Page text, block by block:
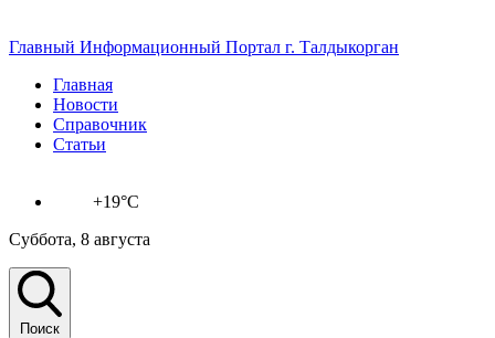
Главный Информационный Портал г. Талдыкорган
Главная
Новости
Справочник
Статьи
+19°C
Суббота, 8 августа
Поиск